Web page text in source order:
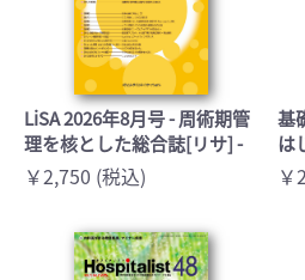
LiSA 2026年8月号 - 周術期管
理を核とした総合誌[リサ] -
￥2,750 (税込)
基
は
￥